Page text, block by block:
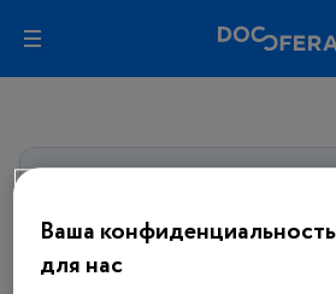
ко всем материалам сайта
Ваша
для нас